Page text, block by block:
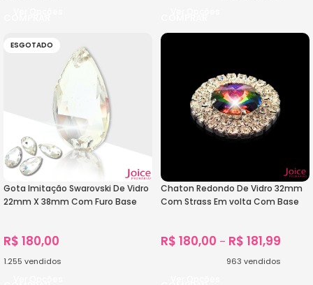
ESGOTADO
Gota Imitação Swarovski De Vidro
22mm X 38mm Com Furo Base
R$ 180,00
1.255 vendidos
Chaton Redondo De Vidro 32mm
Com Strass Em volta Com Base
R$ 180,00 – R$ 181,99
963 vendidos